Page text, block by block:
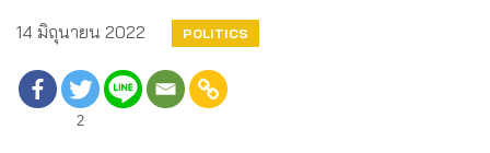
14 มิถุนายน 2022 POLITICS
2